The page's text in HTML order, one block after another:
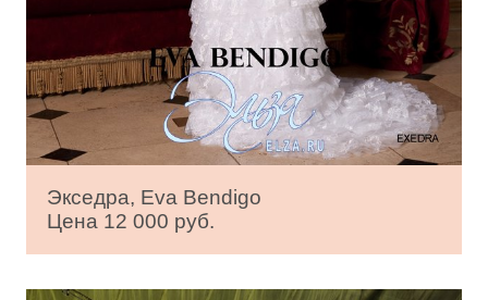
Экседра, Eva Bendigo
Цена 12 000 руб.